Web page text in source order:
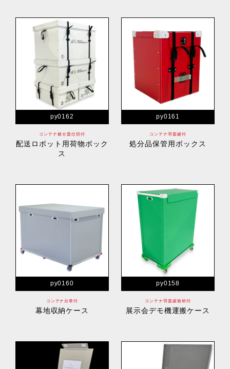
コンテナ被せ蓋仕切付
py0162
配送ロボット用荷物ボック
ス
コンテナ羽蓋鍵付
py0161
処分品保管用ボックス
コンテナ台車付
py0160
幕地収納ケース
コンテナ羽蓋緩衝材付
py0158
展示会デモ機運搬ケース